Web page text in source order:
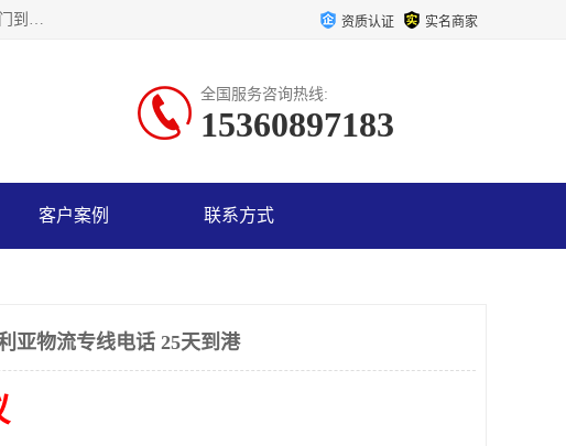
广州乐风国际货运代理有限公司主要从事：义乌新加坡物流、广州到菲律宾拼箱、义乌新加坡海运专线；公司提供国际海运门到门一条龙服务，目前开通的国际海运线路有：澳大利亚国际海运双清到门、美国国际海运双清到门、加拿大国际海运双清到门、新西兰国际海运双清到门等等。以上线路，客户的无论是发小散货拼箱或者包柜发运，我们均可以提供一条龙到门服务，乐风公司有着8年的国际货运到门经验。 资质认证 实名商家
全国服务咨询热线:
15360897183
客户案例 联系方式
亚物流专线电话 25天到港